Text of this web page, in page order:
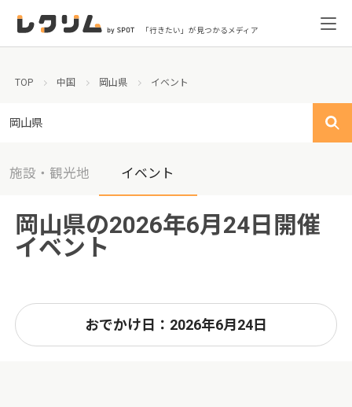
「行きたい」が見つかるメディア
TOP 中国 岡山県 イベント
岡山県
施設・観光地 イベント
岡山県の2026年6月24日開催
イベント
おでかけ日：2026年6月24日